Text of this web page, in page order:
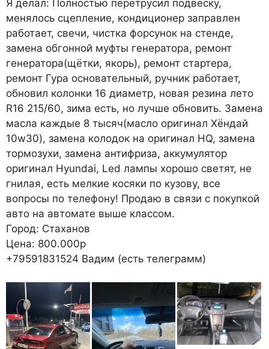
Я делал: Полностью перетрусил подвеску,
менялось сцепление, кондиционер заправлен
работает, свечи, чистка форсунок на стенде,
замена обгонной муфты генератора, ремонт
генератора(щётки, якорь), ремонт стартера,
ремонт Гура основательный, ручник работает,
обновил колонки 16 диаметр, новая резина лето
R16 215/60, зима есть, но лучше обновить. Замена
масла каждые 8 тысяч(масло оригинал Хёндай
10w30), замена колодок на оригинал HQ, замена
тормозухи, замена антифриза, аккумулятор
оригинал Hyundai, Led лампы хорошо светят, не
гнилая, есть мелкие косяки по кузову, все
вопросы по телефону! Продаю в связи с покупкой
авто на автомате выше классом.
Город: Стаханов
Цена: 800.000р
+79591831524 Вадим (есть телеграмм)